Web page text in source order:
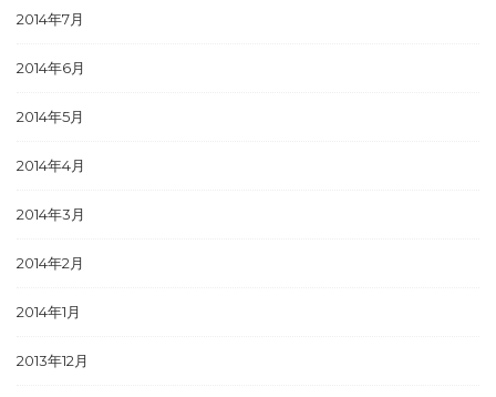
2014年7月
2014年6月
2014年5月
2014年4月
2014年3月
2014年2月
2014年1月
2013年12月